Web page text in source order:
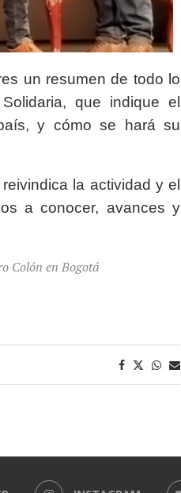
un resumen de todo lo
que indique el
y cómo se hará su
la actividad y el
a conocer, avances y
Colón en Bogotá